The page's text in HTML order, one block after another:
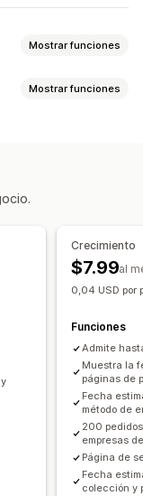
Mostrar funciones
Mostrar funciones
Crecimiento
$7.99al
0,04 USD por
Funciones
Admite
Muestra la
páginas de
Fecha
método de
200
empresas
Página de
Fecha
colección y